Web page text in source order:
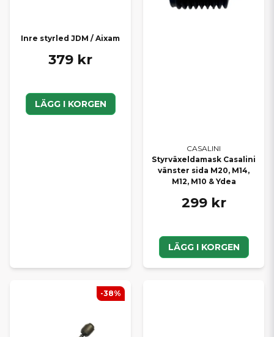
Inre styrled JDM / Aixam
379 kr
LÄGG I KORGEN
CASALINI
Styrväxeldamask Casalini
vänster sida M20, M14,
M12, M10 & Ydea
299 kr
LÄGG I KORGEN
-38%